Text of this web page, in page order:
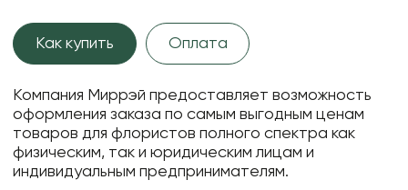
Как купить Оплата
Компания Миррэй предоставляет возможность
оформления заказа по самым выгодным ценам
товаров для флористов полного спектра как
физическим, так и юридическим лицам и
индивидуальным предпринимателям.